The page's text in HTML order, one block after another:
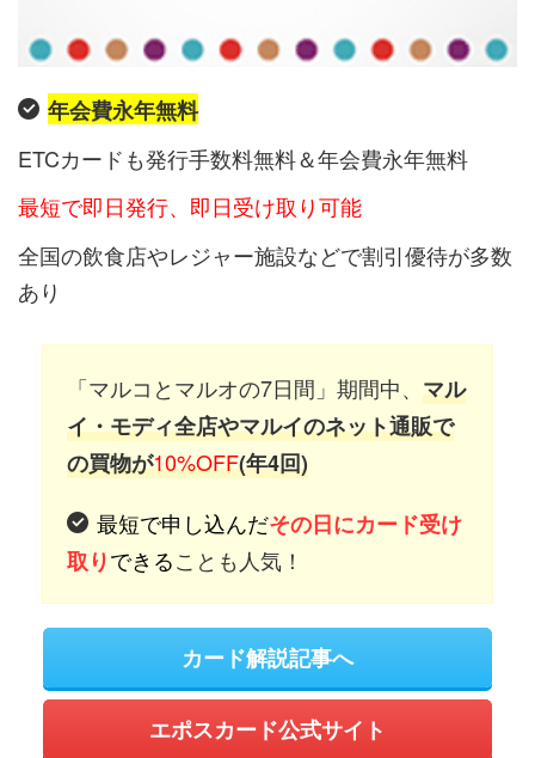
年会費永年無料
ETCカードも発行手数料無料＆年会費永年無料
最短で即日発行、即日受け取り可能
全国の飲食店やレジャー施設などで割引優待が多数
あり
「マルコとマルオの7日間」期間中、 マル
イ・モディ全店やマルイのネット通販で
の買物が10%OFF(年4回)
最短で申し込んだその日にカード受け
取りできることも人気！
カード解説記事へ
エポスカード公式サイト